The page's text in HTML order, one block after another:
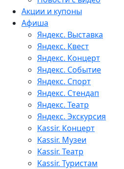
Акции и купоны
Афиша
Яндекс. Выставка
Яндекс. Квест
Яндекс. Концерт
Яндекс. Событие
Яндекс. Спорт
Яндекс. Стендап
Яндекс. Театр
Яндекс. Экскурсия
Kassir. Концерт
Kassir. Музеи
Kassir. Театр
Kassir. Туристам